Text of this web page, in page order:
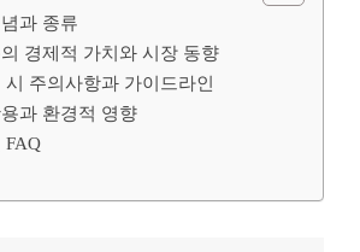
과 종류
경제적 가치와 시장 동향
주의사항과 가이드라인
과 환경적 영향
FAQ